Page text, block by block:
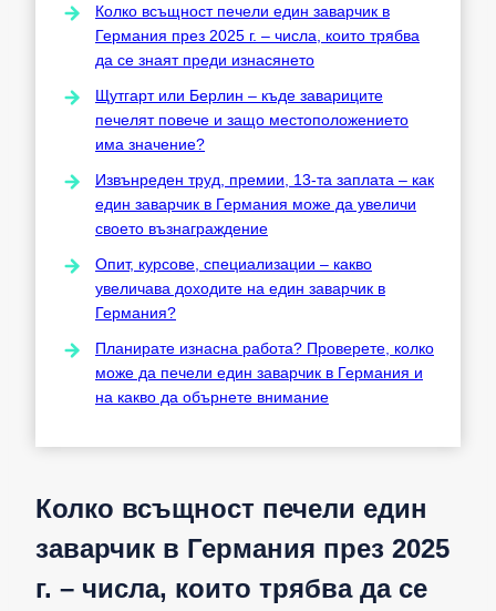
Колко всъщност печели един заварчик в
Германия през 2025 г. – числа, които трябва
да се знаят преди изнасянето
Щутгарт или Берлин – къде завариците
печелят повече и защо местоположението
има значение?
Извънреден труд, премии, 13-та заплата – как
един заварчик в Германия може да увеличи
своето възнаграждение
Опит, курсове, специализации – какво
увеличава доходите на един заварчик в
Германия?
Планирате изнасна работа? Проверете, колко
може да печели един заварчик в Германия и
на какво да обърнете внимание
Колко всъщност печели един
заварчик в Германия през 2025
г. – числа, които трябва да се